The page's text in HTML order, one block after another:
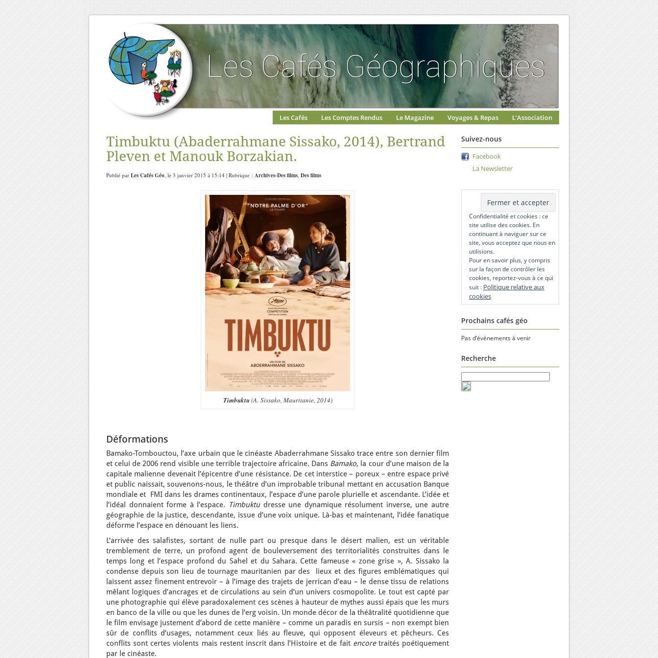
Les Cafés Les Comptes Rendus Le Magazine Voyages & Repas L’Association
Timbuktu (Abaderrahmane Sissako, 2014), Bertrand
Pleven et Manouk Borzakian.
Publié par Les Cafés Géo, le 3 janvier 2015 à 15:14 | Rubrique : Archives-Des films, Des films
Timbuktu(A. Sissako, Mauritanie, 2014)
Déformations
Bamako-Tombouctou, l’axe urbain que le cinéaste Abaderrahmane Sissako trace entre son dernier film
et celui de 2006 rend visible une terrible trajectoire africaine. Dans Bamako, la cour d’une maison de la
capitale malienne devenait l’épicentre d’une résistance. De cet interstice – poreux – entre espace privé
et public naissait, souvenons-nous, le théâtre d’un improbable tribunal mettant en accusation Banque
mondiale et FMI dans les drames continentaux, l’espace d’une parole plurielle et ascendante. L’idée et
l’idéal donnaient forme à l’espace. Timbuktudresse une dynamique résolument inverse, une autre
géographie de la justice, descendante, issue d’une voix unique. Là-bas et maintenant, l’idée fanatique
déforme l’espace en dénouant les liens.
L’arrivée des salafistes, sortant de nulle part ou presque dans le désert malien, est un véritable
tremblement de terre, un profond agent de bouleversement des territorialités construites dans le
temps long et l’espace profond du Sahel et du Sahara. Cette fameuse « zone grise », A. Sissako la
condense depuis son lieu de tournage mauritanien par des lieux et des figures emblématiques qui
laissent assez finement entrevoir – à l’image des trajets de jerrican d’eau – le dense tissu de relations
mêlant logiques d’ancrages et de circulations au sein d’un univers cosmopolite. Le tout est capté par
une photographie qui élève paradoxalement ces scènes à hauteur de mythes aussi épais que les murs
en banco de la ville ou que les dunes de l’erg voisin. Un monde décor de la théâtralité quotidienne que
le film envisage justement d’abord de cette manière – comme un paradis en sursis – non exempt bien
sûr de conflits d’usages, notamment ceux liés au fleuve, qui opposent éleveurs et pêcheurs. Ces
conflits sont certes violents mais restent inscrit dans l’Histoire et de fait encoretraités poétiquement
par le cinéaste.
Suivez-nous
Facebook
La Newsletter
Confidentialité et cookies : ce
site utilise des cookies. En
continuant à naviguer sur ce
site, vous acceptez que nous en
utilisions.
Pour en savoir plus, y compris
sur la façon de contrôler les
cookies, reportez-vous à ce qui
suit : Politique relative aux
cookies
Prochains cafés géo
Pas d’événements à venir
Recherche